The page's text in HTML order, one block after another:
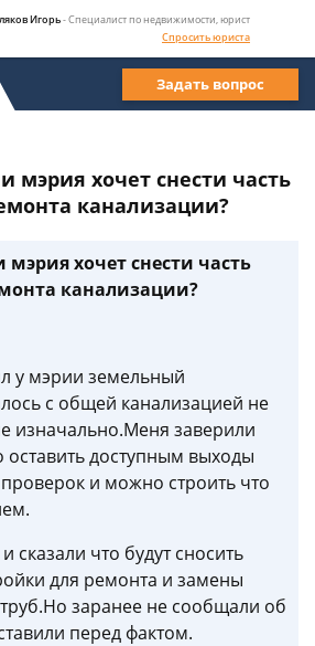
Игорь- Специалист по недвижимости, юрист
Спросить юриста
Задать вопрос
мэрия хочет снести часть
канализации?
мэрия хочет снести часть
канализации?
у мэрии земельный
с общей канализацией не
изначально.Меня заверили
оставить доступным выходы
и можно строить что
сказали что будут сносить
для ремонта и замены
заранее не сообщали об
перед фактом.